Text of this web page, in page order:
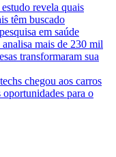
revela quais
têm buscado
em saúde
mais de 230 mil
transformaram sua
chegou aos carros
para o